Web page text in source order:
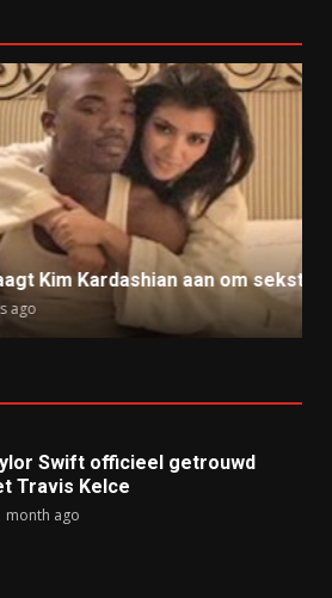
aan om sekstape
Swift officieel getrouwd
Travis Kelce
month ago